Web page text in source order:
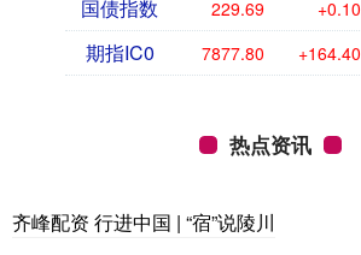
国债指数 229.69 +0.10
期指IC0 7877.80 +164.40
热点资讯
齐峰配资 行进中国 | “宿”说陵川